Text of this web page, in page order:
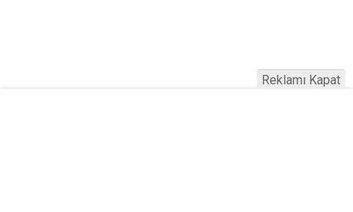
Reklamı Kapat